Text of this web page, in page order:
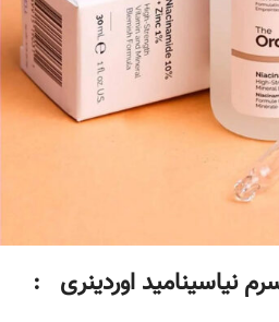
نیاسینامید اوردینری :